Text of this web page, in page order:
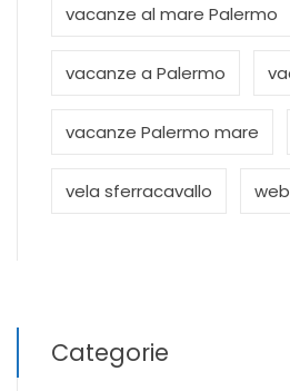
vacanze al mare Palermo
vacanze a Palermo
vacanze Palermo mare
vela sferracavallo
Categorie